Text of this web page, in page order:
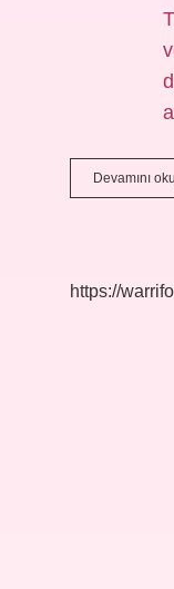
Devamını
https://